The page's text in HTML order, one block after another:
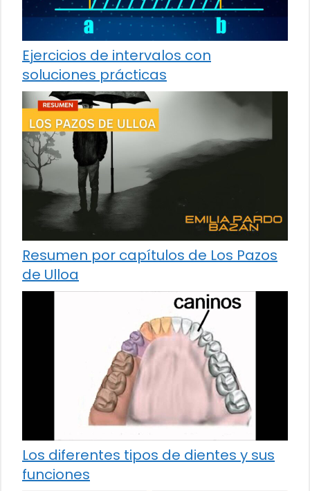
Ejercicios de intervalos con
soluciones prácticas
Resumen por capítulos de Los Pazos
de Ulloa
Los diferentes tipos de dientes y sus
funciones